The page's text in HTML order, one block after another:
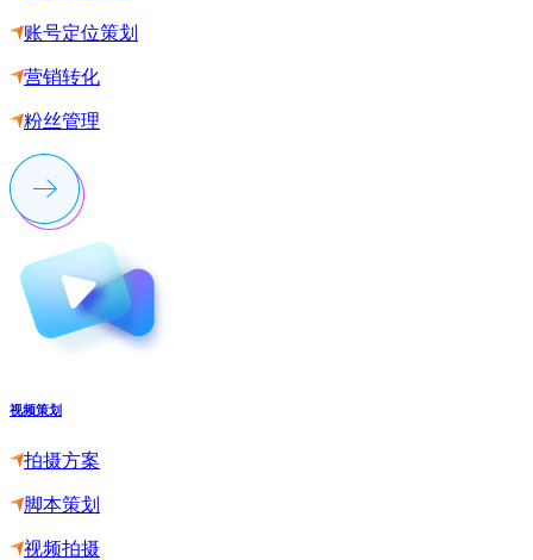
账号定位策划
营销转化
粉丝管理
视频策划
拍摄方案
脚本策划
视频拍摄